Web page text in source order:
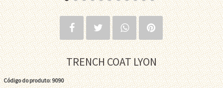
TRENCH COAT LYON
Código do produto: 9090